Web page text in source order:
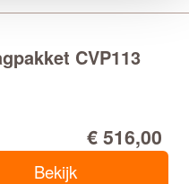
CVP113
€ 516,00
Bekijk